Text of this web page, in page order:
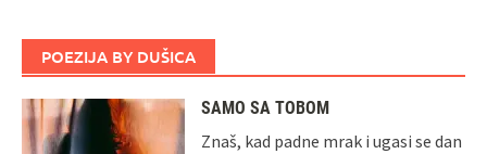
POEZIJA BY DUŠICA
SAMO SA TOBOM
Znaš, kad padne mrak i ugasi se dan